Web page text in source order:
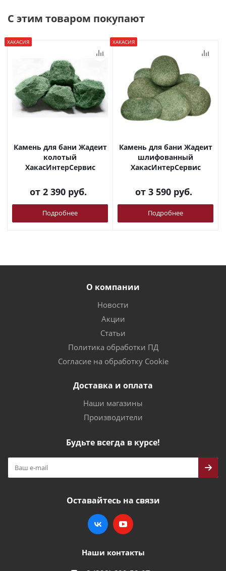
С этим товаром покупают
ХАКАСИЯ
Камень для бани Жадеит
колотый
ХакасИнтерСервис
от 2 390 руб.
Подробнее
ХАКАСИЯ
Камень для бани Жадеит
шлифованный
ХакасИнтерСервис
от 3 590 руб.
Подробнее
О компании
Новости
Акции
Статьи
Политика обработки ПД
Согласие на обработку Cookie
Доставка и оплата
Наши магазины
Производители
Будьте всегда в курсе!
Оставайтесь на связи
Наши контакты